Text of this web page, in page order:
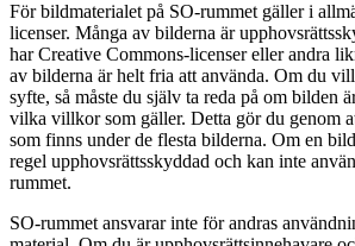
För bildmaterialet på SO-rummet gäller i
licenser. Många av bilderna är
har Creative Commons-licenser eller andra
av bilderna är helt fria att använda. Om du
syfte, så måste du själv ta reda på om bilden
vilka villkor som gäller. Detta gör du genom
som finns under de flesta bilderna. Om en
regel upphovsrättsskyddad och kan inte
rummet.
SO-rummet ansvarar inte för andras